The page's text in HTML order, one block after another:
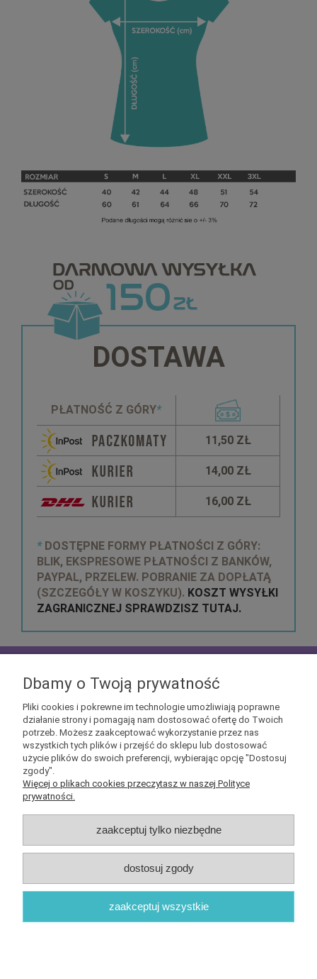
DOSTAWA
PŁATNOŚĆ Z GÓRY*
11,50 ZŁ
14,00 ZŁ
16,00 ZŁ
* DOSTĘPNE FORMY PŁATNOŚCI Z GÓRY:
BLIK, EKSPRESOWE PŁATNOŚCI Z BANKÓW,
PAYPAL, PRZELEW. POBRANIE ZA DOPŁATĄ
(SZCZEGÓŁY W KOSZYKU). KOSZT WYSYŁKI
ZAGRANICZNEJ SPRAWDZISZ TUTAJ.
otrzymać kupony rabatowe na geekowe itemy
O nas
Dbamy o Twoją prywatność
Pliki cookies i pokrewne im technologie umożliwiają poprawne
działanie strony i pomagają nam dostosować ofertę do Twoich
potrzeb. Możesz zaakceptować wykorzystanie przez nas
wszystkich tych plików i przejść do sklepu lub dostosować
użycie plików do swoich preferencji, wybierając opcję "Dostosuj
zgody".
Więcej o plikach cookies przeczytasz w naszej Polityce
prywatności.
zaakceptuj tylko niezbędne
dostosuj zgody
zaakceptuj wszystkie